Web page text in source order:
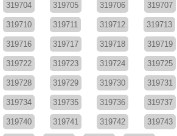
319704 319705 319706 319707
319710 319711 319712 319713
319716 319717 319718 319719
319722 319723 319724 319725
319728 319729 319730 319731
319734 319735 319736 319737
319740 319741 319742 319743